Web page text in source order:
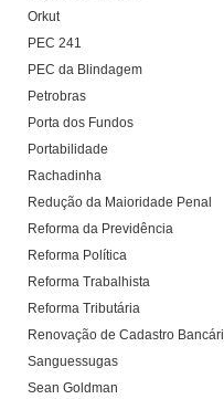
Orkut
PEC 241
PEC da Blindagem
Petrobras
Porta dos Fundos
Portabilidade
Rachadinha
Redução da Maioridade Penal
Reforma da Previdência
Reforma Política
Reforma Trabalhista
Reforma Tributária
Renovação de Cadastro
Sanguessugas
Sean Goldman